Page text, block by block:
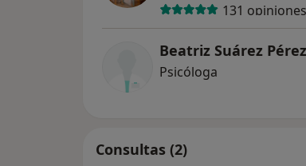
131 opiniones
Beatriz Suárez Pérez
Psicóloga
Consultas (2)